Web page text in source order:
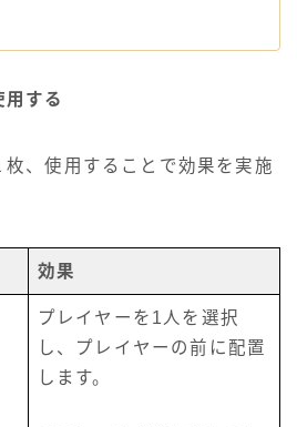
用する
枚、使用することで効果を実施
効果
プレイヤーを1人を選択
し、プレイヤーの前に配置
します。